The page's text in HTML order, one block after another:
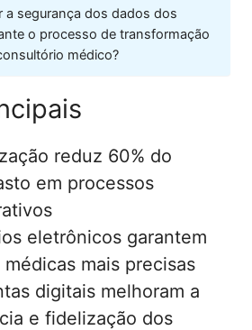
a segurança dos dados dos
o processo de transformação
médico?
reduz 60% do
em processos
eletrônicos garantem
mais precisas
digitais melhoram a
e fidelização dos